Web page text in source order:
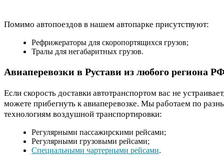
Помимо автопоездов в нашем автопарке присутствуют:
Рефрижераторы для скоропортящихся грузов;
Тралы для негабаритных грузов.
Авиаперевозки в Рустави из любого региона
Если скорость доставки автотранспортом вас не
можете прибегнуть к авиаперевозке. Мы работаем по
технологиям воздушной транспортировки:
Регулярными пассажирскими рейсами;
Регулярными грузовыми рейсами;
Специальными чартерными рейсами.